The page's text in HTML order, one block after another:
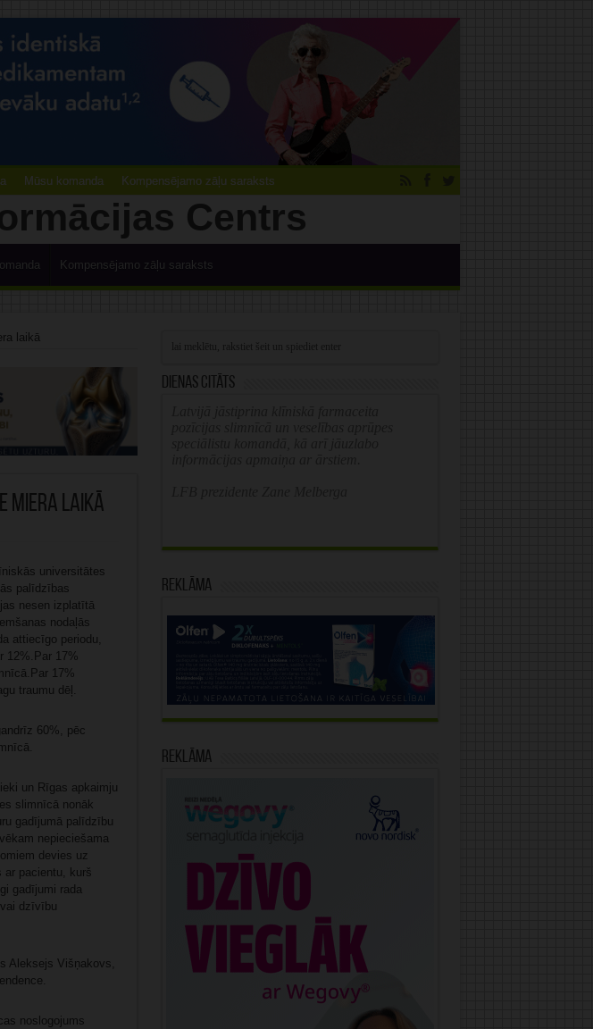
Mūsu komanda Kompensējamo zāļu saraksts
Kompensējamo zāļu saraksts
laikā
miera laikā
universitātes
palīdzības
nesen izplatītā
nodaļās
attiecīgo periodu,
12%.Par 17%
17%
traumu dēļ.
60%, pēc
un Rīgas apkaimju
slimnīcā nonāk
gadījumā palīdzību
nepieciešama
devies uz
pacientu, kurš
gadījumi rada
dzīvību
Aleksejs Višņakovs,
noslogojums
Dienas citāts
Reklāma
Reklāma